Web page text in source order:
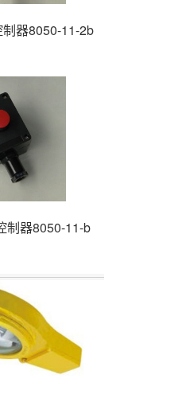
器8050-11-2b
制器8050-11-b